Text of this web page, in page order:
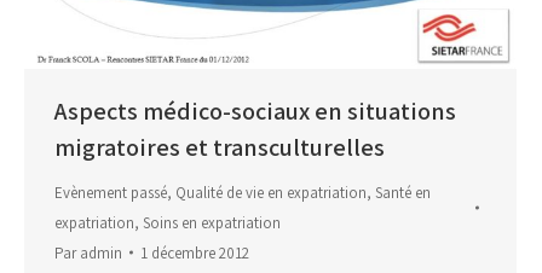
Aspects médico-sociaux en situations
migratoires et transculturelles
Evènement passé, Qualité de vie en expatriation, Santé en
expatriation, Soins en expatriation
Paradmin 1 décembre 2012